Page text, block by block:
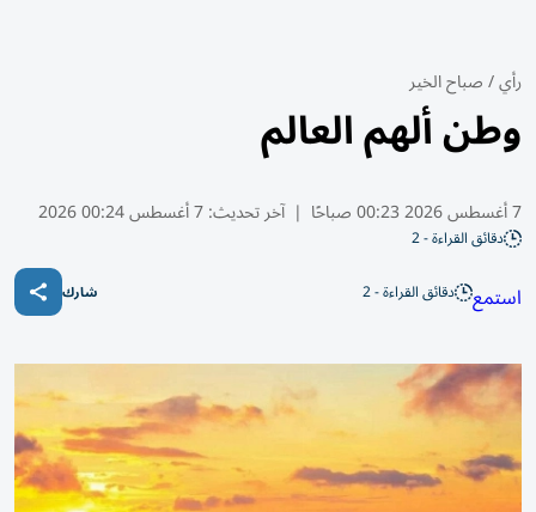
رأي/صباح الخير
وطن ألهم العالم
7 أغسطس 2026 00:23 صباحًا | آخر تحديث:7 أغسطس 00:24 2026
دقائق القراءة - 2
استمع دقائق القراءة - 2 شارك